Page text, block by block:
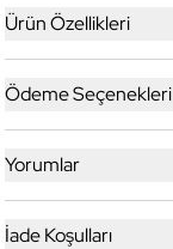
Ürün Özellikleri
Ödeme Seçenekleri
Yorumlar
İade Koşulları